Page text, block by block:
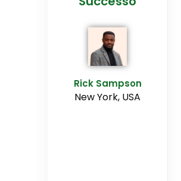
Rick Sampson
New York, USA